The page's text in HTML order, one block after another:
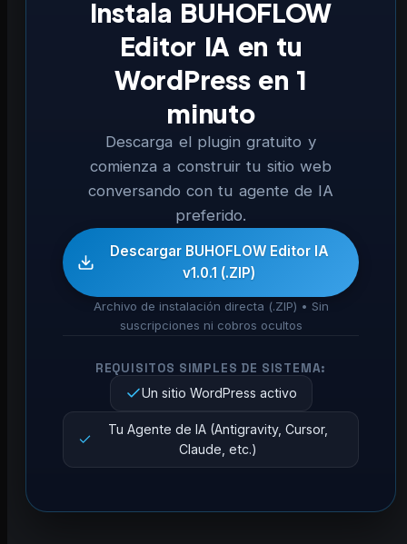
Instala BUHOFLOW
Editor IA en tu
WordPress en 1
minuto
Descarga el plugin gratuito y
comienza a construir tu sitio web
conversando con tu agente de IA
preferido.
Descargar BUHOFLOW Editor IA
v1.0.1 (.ZIP)
Archivo de instalación directa (.ZIP) • Sin
suscripciones ni cobros ocultos
REQUISITOS SIMPLES DE SISTEMA:
Un sitio WordPress activo
Tu Agente de IA (Antigravity, Cursor,
Claude, etc.)